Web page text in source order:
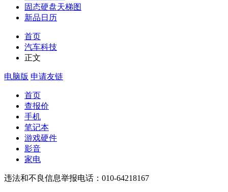
固态硬盘天梯图
新品日历
首页
汽车科技
正文
电脑版 申请友链
首页
查报价
手机
笔记本
游戏硬件
影音
家电
违法和不良信息举报电话：010-64218167